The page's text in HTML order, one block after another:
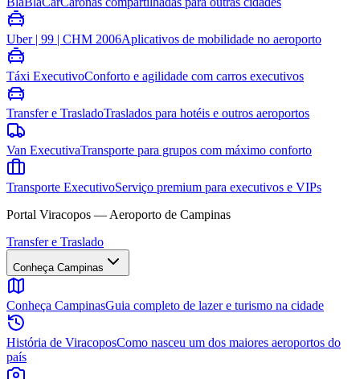
Uber | 99 | CHM 2006Aplicativos de mobilidade no aeroporto
Táxi ExecutivoConforto e agilidade com carros executivos
Transfer e TrasladoTraslados para hotéis e outros aeroportos
Van ExecutivaTransporte para grupos com máximo conforto
Transporte ExecutivoServiço premium para executivos e VIPs
Portal Viracopos — Aeroporto de Campinas
Transfer e Traslado
Conheça Campinas
Conheça CampinasGuia completo de lazer e turismo na cidade
História de ViracoposComo nasceu um dos maiores aeroportos do
país